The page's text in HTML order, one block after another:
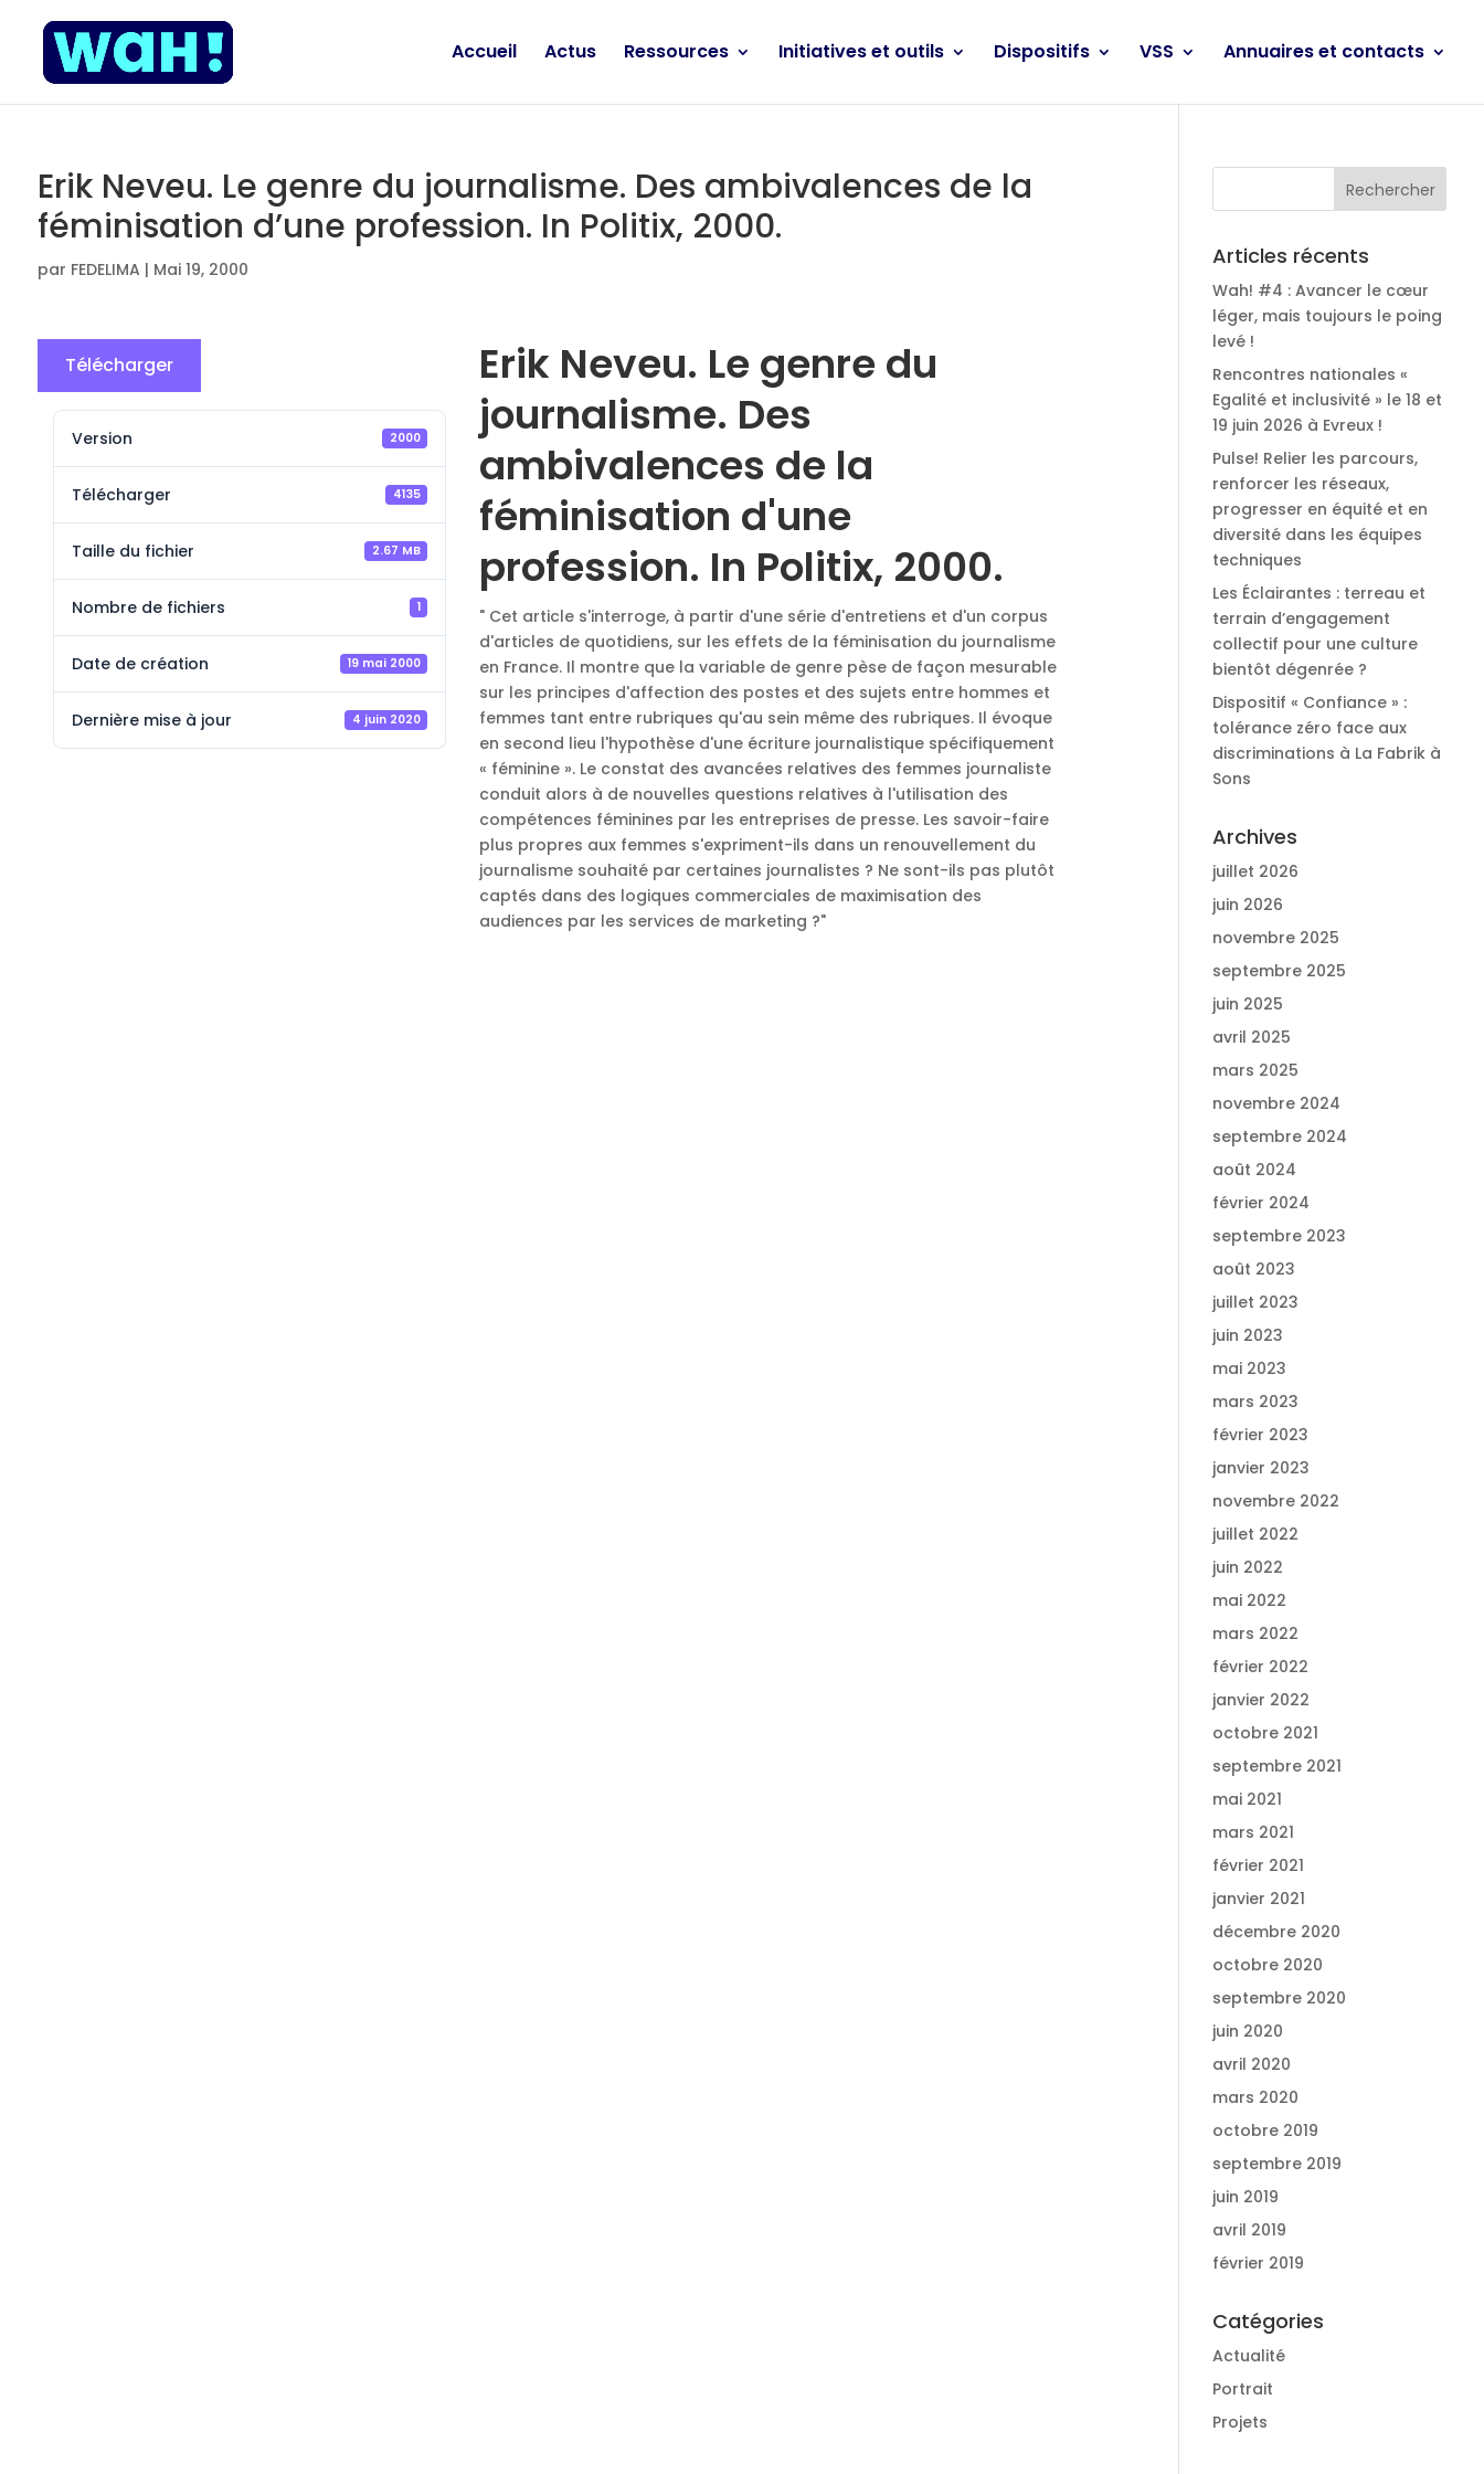
Accueil Actus Ressources Initiatives et outils Dispositifs VSS Annuaires et contacts
Erik Neveu. Le genre du journalisme. Des ambivalences de la
féminisation d’une profession. In Politix, 2000.
par FEDELIMA | Mai 19, 2000
Télécharger
Version 2000
Télécharger 4135
Taille du fichier 2.67 MB
Nombre de fichiers 1
Date de création 19 mai 2000
Dernière mise à jour 4 juin 2020
Erik Neveu. Le genre du
journalisme. Des
ambivalences de la
féminisation d'une
profession. In Politix, 2000.
" Cet article s'interroge, à partir d'une série d'entretiens et d'un corpus
d'articles de quotidiens, sur les effets de la féminisation du journalisme
en France. Il montre que la variable de genre pèse de façon mesurable
sur les principes d'affection des postes et des sujets entre hommes et
femmes tant entre rubriques qu'au sein même des rubriques. Il évoque
en second lieu l'hypothèse d'une écriture journalistique spécifiquement
« féminine ». Le constat des avancées relatives des femmes journaliste
conduit alors à de nouvelles questions relatives à l'utilisation des
compétences féminines par les entreprises de presse. Les savoir-faire
plus propres aux femmes s'expriment-ils dans un renouvellement du
journalisme souhaité par certaines journalistes ? Ne sont-ils pas plutôt
captés dans des logiques commerciales de maximisation des
audiences par les services de marketing ?"
Articles récents
Wah! #4 : Avancer le cœur
léger, mais toujours le poing
levé !
Rencontres nationales «
Egalité et inclusivité » le 18 et
19 juin 2026 à Evreux !
Pulse! Relier les parcours,
renforcer les réseaux,
progresser en équité et en
diversité dans les équipes
techniques
Les Éclairantes : terreau et
terrain d’engagement
collectif pour une culture
bientôt dégenrée ?
Dispositif « Confiance » :
tolérance zéro face aux
discriminations à La Fabrik à
Sons
Archives
juillet 2026
juin 2026
novembre 2025
septembre 2025
juin 2025
avril 2025
mars 2025
novembre 2024
septembre 2024
août 2024
février 2024
septembre 2023
août 2023
juillet 2023
juin 2023
mai 2023
mars 2023
février 2023
janvier 2023
novembre 2022
juillet 2022
juin 2022
mai 2022
mars 2022
février 2022
janvier 2022
octobre 2021
septembre 2021
mai 2021
mars 2021
février 2021
janvier 2021
décembre 2020
octobre 2020
septembre 2020
juin 2020
avril 2020
mars 2020
octobre 2019
septembre 2019
juin 2019
avril 2019
février 2019
Catégories
Actualité
Portrait
Projets